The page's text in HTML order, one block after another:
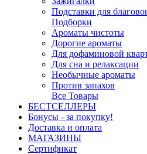
Подставки для
Подборки
Ароматы чистоты
Дорогие ароматы
Для дофаминовой
Для сна и релаксации
Необычные ароматы
Против запахов
Все Товары
БЕСТСЕЛЛЕРЫ
Бонусы - за покупку!
Доставка и оплата
МАГАЗИНЫ
Cертификат